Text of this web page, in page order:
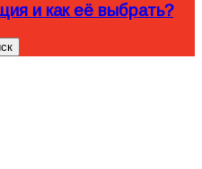
и как её выбрать?